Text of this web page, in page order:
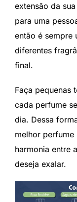
extensão da
para uma
então é sempre
diferentes
final.
Faça pequenas
cada perfume
dia. Dessa
melhor
harmonia entre
deseja exalar.